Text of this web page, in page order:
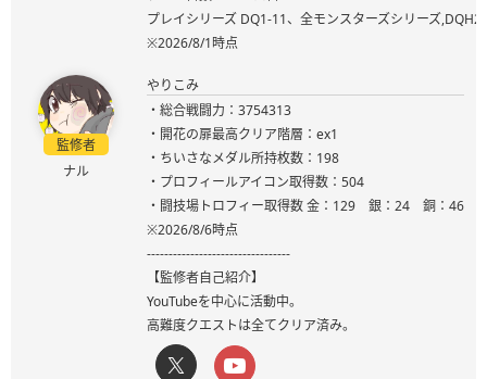
プレイシリーズ DQ1-11、全モンスターズシリーズ
※2026/8/1時点
監修者
ナル
やりこみ
・総合戦闘力：3754313
・開花の扉最高クリア階層：ex1
・ちいさなメダル所持枚数：198
・プロフィールアイコン取得数：504
・闘技場トロフィー取得数 金：129 銀：24 銅：46
※2026/8/6時点
---------------------------------
【監修者自己紹介】
YouTubeを中心に活動中。
高難度クエストは全てクリア済み。